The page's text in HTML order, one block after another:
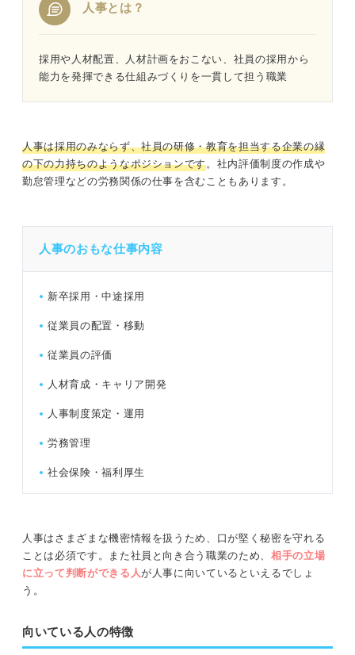
人事とは？
採用や人材配置、人材計画をおこない、社員の採用から
能力を発揮できる仕組みづくりを一貫して担う職業
人事は採用のみならず、社員の研修・教育を担当する企業の縁
の下の力持ちのようなポジションです。社内評価制度の作成や
勤怠管理などの労務関係の仕事を含むこともあります。
人事のおもな仕事内容
新卒採用・中途採用
従業員の配置・移動
従業員の評価
人材育成・キャリア開発
人事制度策定・運用
労務管理
社会保険・福利厚生
人事はさまざまな機密情報を扱うため、口が堅く秘密を守れる
ことは必須です。また社員と向き合う職業のため、 相手の立場
に立って判断ができる人が人事に向いているといえるでしょ
う。
向いている人の特徴